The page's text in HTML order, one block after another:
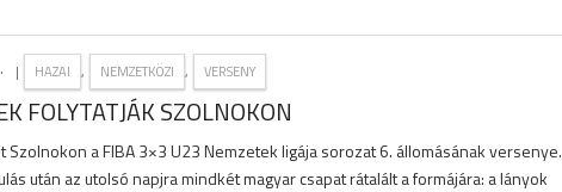
| HAZAI , NEMZETKÖZI , VERSENY
FOLYTATJÁK SZOLNOKON
Szolnokon a FIBA 3×3 U23 Nemzetek ligája sorozat 6. állomásának versenye.
után az utolsó napjra mindkét magyar csapat rátalált a formájára: a lányok